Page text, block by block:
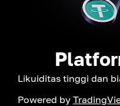
Likuiditas tinggi dan
Powered by